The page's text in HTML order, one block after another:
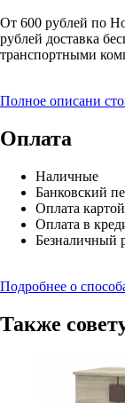
От 600 рублей по
рублей доставка
транспортными
Полное описани
Оплата
Наличные
Банковский
Оплата картой
Оплата в
Безналичный
Подробнее о
Также